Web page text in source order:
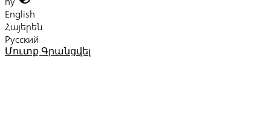
English
Հայերեն
Русский
Մուտք Գրանցվել